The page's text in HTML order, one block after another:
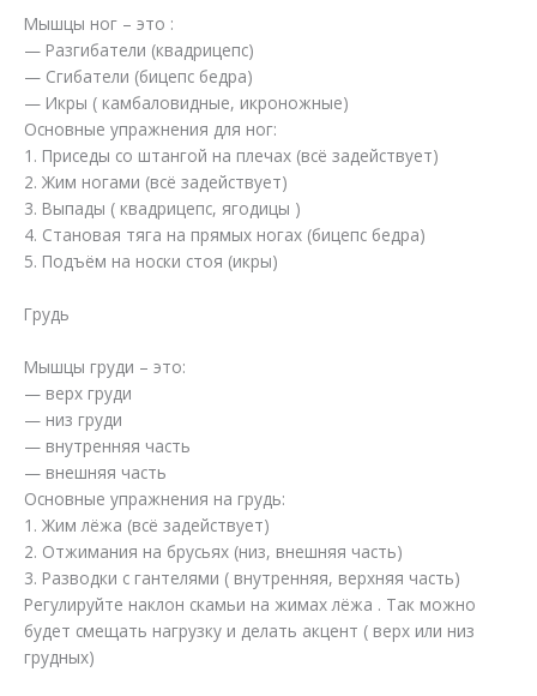
Мышцы ног – это :
— Разгибатели (квадрицепс)
— Сгибатели (бицепс бедра)
— Икры ( камбаловидные, икроножные)
Основные упражнения для ног:
1. Приседы со штангой на плечах (всё задействует)
2. Жим ногами (всё задействует)
3. Выпады ( квадрицепс, ягодицы )
4. Становая тяга на прямых ногах (бицепс бедра)
5. Подъём на носки стоя (икры)
Грудь
Мышцы груди – это:
— верх груди
— низ груди
— внутренняя часть
— внешняя часть
Основные упражнения на грудь:
1. Жим лёжа (всё задействует)
2. Отжимания на брусьях (низ, внешняя часть)
3. Разводки с гантелями ( внутренняя, верхняя часть)
Регулируйте наклон скамьи на жимах лёжа . Так можно
будет смещать нагрузку и делать акцент ( верх или низ
грудных)